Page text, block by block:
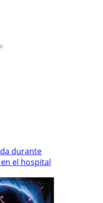
durante
el hospital